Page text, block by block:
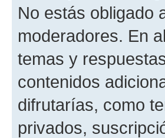
No estás obligado
moderadores. En
temas y
contenidos
difrutarías, como
privados,